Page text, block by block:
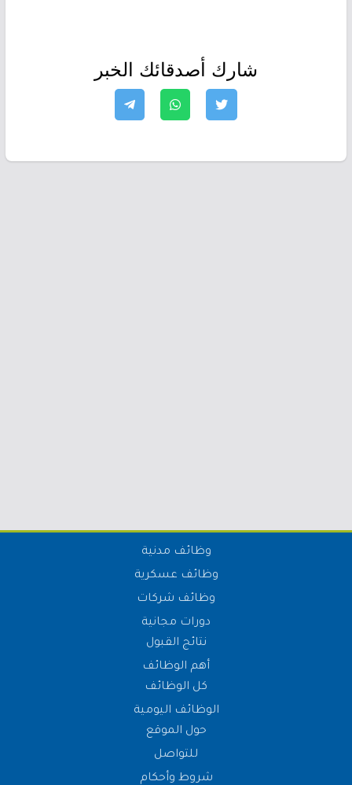
شارك أصدقائك الخبر
وظائف مدنية
وظائف عسكرية
وظائف شركات
دورات مجانية
نتائج القبول
أهم الوظائف
كل الوظائف
الوظائف اليومية
حول الموقع
للتواصل
شروط وأحكام